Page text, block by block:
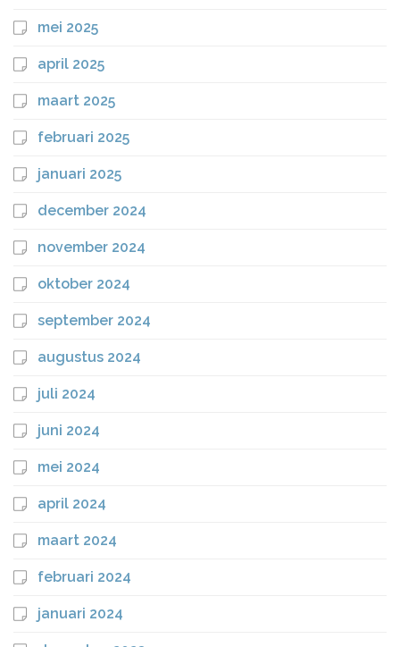
mei 2025
april 2025
maart 2025
februari 2025
januari 2025
december 2024
november 2024
oktober 2024
september 2024
augustus 2024
juli 2024
juni 2024
mei 2024
april 2024
maart 2024
februari 2024
januari 2024